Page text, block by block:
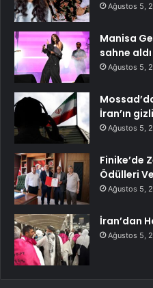
Ağustos 5,
Manisa
sahne aldı
Ağustos 5,
İran’ın
Ağustos 5,
Finike’de
Ödülleri
Ağustos 5,
İran’dan
Ağustos 5,